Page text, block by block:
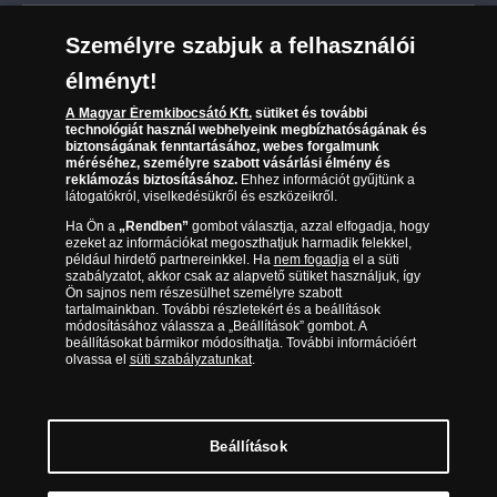
Kézbesítés
Reklamáció
Visszaküldés
Elállási űrlap
Karrier
Sütik (cookies) használata
Süti (cookies)Beállítások
Társaságunkról
Az érmék és érmek ára és értéke
Gyakran ismételt kérdések
Adatkezelés
06 80 888 889
(díjmentesen hívható hétfőtől csütörtökig 9.00 és 17.00
óra között, péntekenként 9.00 és 15.00 óra között)
Magyar Éremkibocsátó Kft. 1134 Budapest, Váci út 33. Cégjegyzékszám: 01-09-
957944, Adószám: 23275395-2-41 A Társaság a Magyar Kereskedelmi
Személyre szabjuk a felhasználói
élményt!
A Magyar Éremkibocsátó Kft.sütiket és további
technológiát használ webhelyeink megbízhatóságának és
biztonságának fenntartásához, webes forgalmunk
méréséhez, személyre szabott vásárlási élmény és
reklámozás biztosításához.Ehhez információt gyűjtünk a
látogatókról, viselkedésükről és eszközeikről.
Ha Ön a „Rendben”gombot választja, azzal elfogadja, hogy
ezeket az információkat megoszthatjuk harmadik felekkel,
például hirdető partnereinkkel. Ha nem fogadjael a süti
szabályzatot, akkor csak az alapvető sütiket használjuk, így
Ön sajnos nem részesülhet személyre szabott
tartalmainkban. További részletekért és a beállítások
módosításához válassza a „Beállítások” gombot. A
beállításokat bármikor módosíthatja. További információért
olvassa el süti szabályzatunkat.
Beállítások